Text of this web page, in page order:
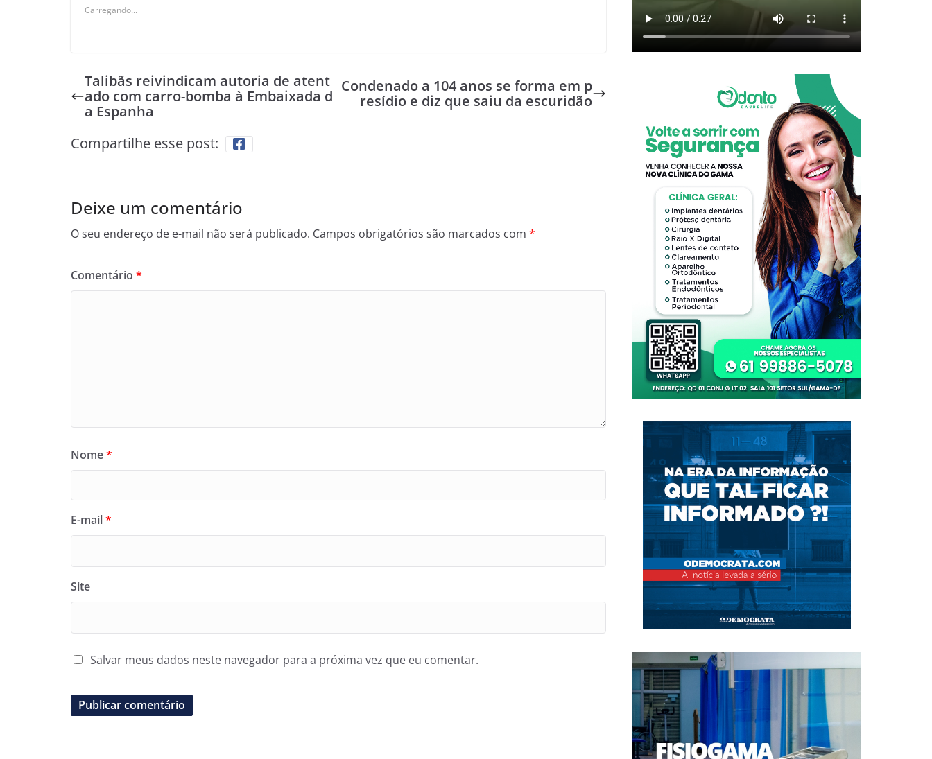
Carregando...
Talibãs reivindicam autoria de atent
ado com carro-bomba à Embaixada d
a Espanha
Condenado a 104 anos se forma em p
resídio e diz que saiu da escuridão
Compartilhe esse post:
Deixe um comentário
O seu endereço de e-mail não será publicado. Campos obrigatórios são marcados com *
Comentário *
Nome*
E-mail*
Site
Salvar meus dados neste navegador para a próxima vez que eu comentar.